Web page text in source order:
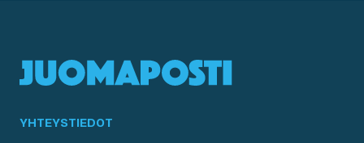
YHTEYSTIEDOT